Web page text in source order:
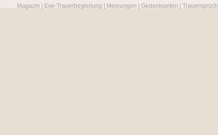
Magazin
Eve-Trauerbegleitung Meinungen Gedenkseiten